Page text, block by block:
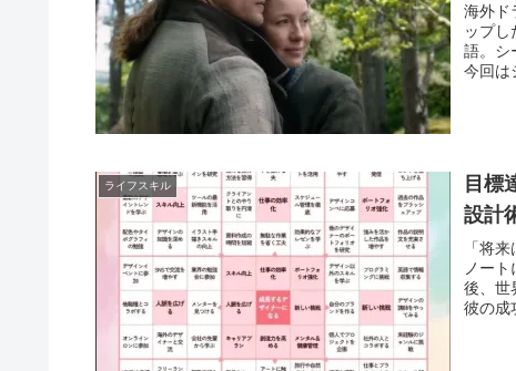
海外ド
ップし
語。シ
今回は
ライフスキル
目標
設計
「将
ノー
後、世
彼の成